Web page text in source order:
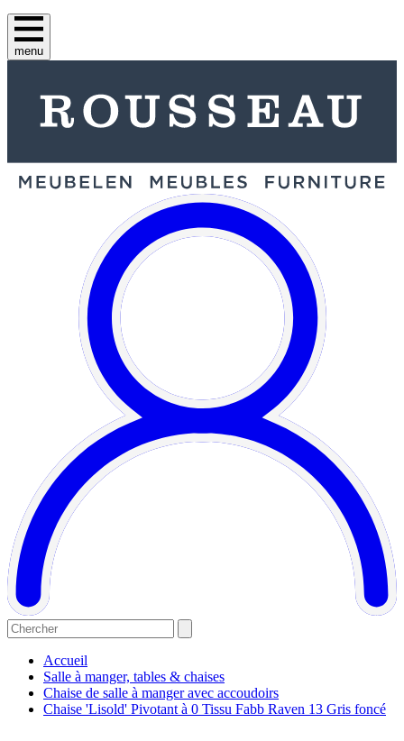
menu
Accueil
Salle à manger, tables & chaises
Chaise de salle à manger avec accoudoirs
Chaise 'Lisold' Pivotant à 0 Tissu Fabb Raven 13 Gris foncé